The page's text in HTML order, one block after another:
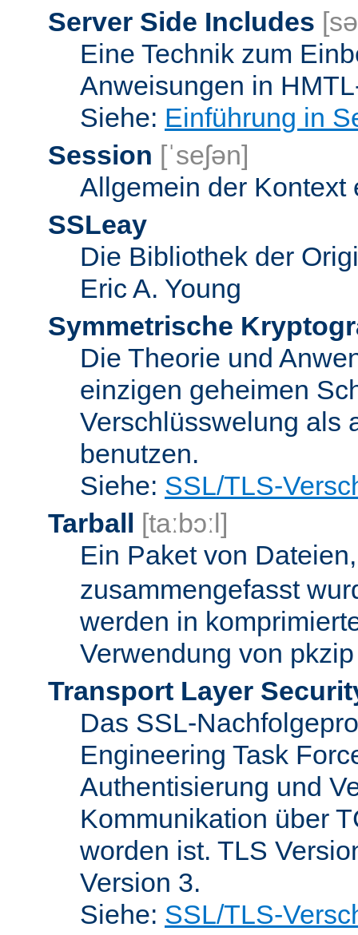
Server Side Includes
Eine Technik zum
Anweisungen in
Siehe: Einführung in
Session [ˈseʃən]
Allgemein der Kontext
SSLeay
Die Bibliothek der
Eric A. Young
Symmetrische
Die Theorie und
einzigen geheimen
Verschlüsswelung als
benutzen.
Siehe: SSL/TLS-
Tarball [taːbɔːl]
Ein Paket von
zusammengefasst
werden in
Verwendung von
Transport Layer
Das SSL-
Engineering Task
Authentisierung und
Kommunikation über
worden ist. TLS
Version 3.
Siehe: SSL/TLS-